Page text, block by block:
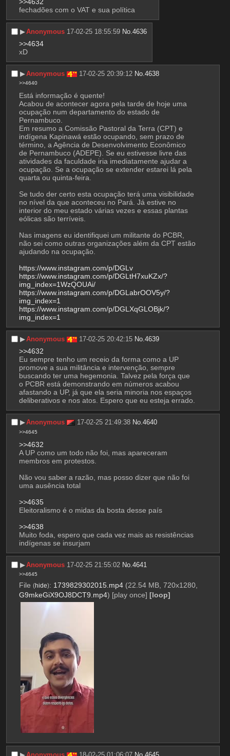
fechadões com o VAT e sua política
▶︎Anonymous 17-02-25 18:55:59 No.4636
>>4634
xD
▶︎Anonymous 17-02-25 20:39:12 No.4638
>>4640
Está informação é quente!
Acabou de acontecer agora pela tarde de hoje uma
ocupação num departamento do estado de
Pernambuco.
Em resumo a Comissão Pastoral da Terra (CPT) e
indígena Kapinawá estão ocupando, sem prazo de
término, a Agência de Desenvolvimento Econômico
de Pernambuco (ADEPE). Se eu estivesse livre das
atividades da faculdade iria imediatamente ajudar a
ocupação. Se a ocupação se extender estarei lá pela
quarta ou quinta-feira.
Se tudo der certo esta ocupação terá uma visibilidade
no nível da que aconteceu no Pará. Já estive no
interior do meu estado várias vezes e essas plantas
eólicas são terríveis.
Nas imagens eu identifiquei um militante do PCBR,
não sei como outras organizações além da CPT estão
ajudando na ocupação.
https://www.instagram.com/p/DGLv
https://www.instagram.com/p/DGLtH7xuKZx/?
img_index=1WzQOUAi/
https://www.instagram.com/p/DGLabrOOV5y/?
img_index=1
https://www.instagram.com/p/DGLXqGLOBjk/?
img_index=1
▶︎Anonymous 17-02-25 20:42:15 No.4639
>>4632
Eu sempre tenho um receio da forma como a UP
promove a sua militância e intervenção, sempre
buscando ter uma hegemonia. Talvez pela força que
o PCBR está demonstrando em números acabou
afastando a UP, já que ela seria minoria nos espaços
deliberativos e nos atos. Espero que eu esteja errado.
▶︎Anonymous 17-02-25 21:49:38 No.4640
>>4645
>>4632
A UP como um todo não foi, mas apareceram
membros em protestos.
Não vou saber a razão, mas posso dizer que não foi
uma ausência total
>>4635
Eleitoralismo é o midas da bosta desse país
>>4638
Muito foda, espero que cada vez mais as resistências
indígenas se insurjam
▶︎Anonymous 17-02-25 21:55:02 No.4641
>>4645
File (hide): 1739829302015.mp4 (22.54 MB, 720x1280,
G9mkeGiX9OJ8DCT9.mp4) [play once] [loop]